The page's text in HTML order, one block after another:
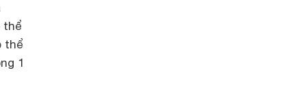
thể
thể
1